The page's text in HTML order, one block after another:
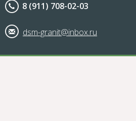
8 (911) 708-02-03
dsm-granit@inbox.ru